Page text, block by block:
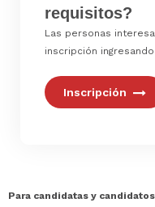
requisitos?
Las personas
inscripción
Inscripción
Para candidatas y